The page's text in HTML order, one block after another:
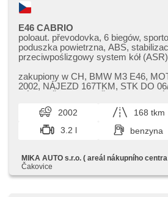
E46 CABRIO
poloaut. převodovka, 6 biegów,
poduszka powietrzna, ABS,
przeciwpoślizgowy system kół
aluminiowe, komputer pokładowy,
asystent parkowania, czujnik
pádly pod volantem, el. opuszczane
lusterka, el. lusterka, samostmívací
zamykanie centralne - zdalne,
sportowe, skórzanna tapicerka,
regulowane, aktywne siedzenie dla
nastavení sedadla řidiče, fotele
ciśnienia opon, halogeny, AUX,
zakupiony w CH,​ BMW M3 E46,​
2002,​ NÁJEZD 167TKM,​ STK DO
2002 168 tkm
3.2 l
benzyna
MIKA AUTO s.r.o. ( areál nákupního
Čakovice